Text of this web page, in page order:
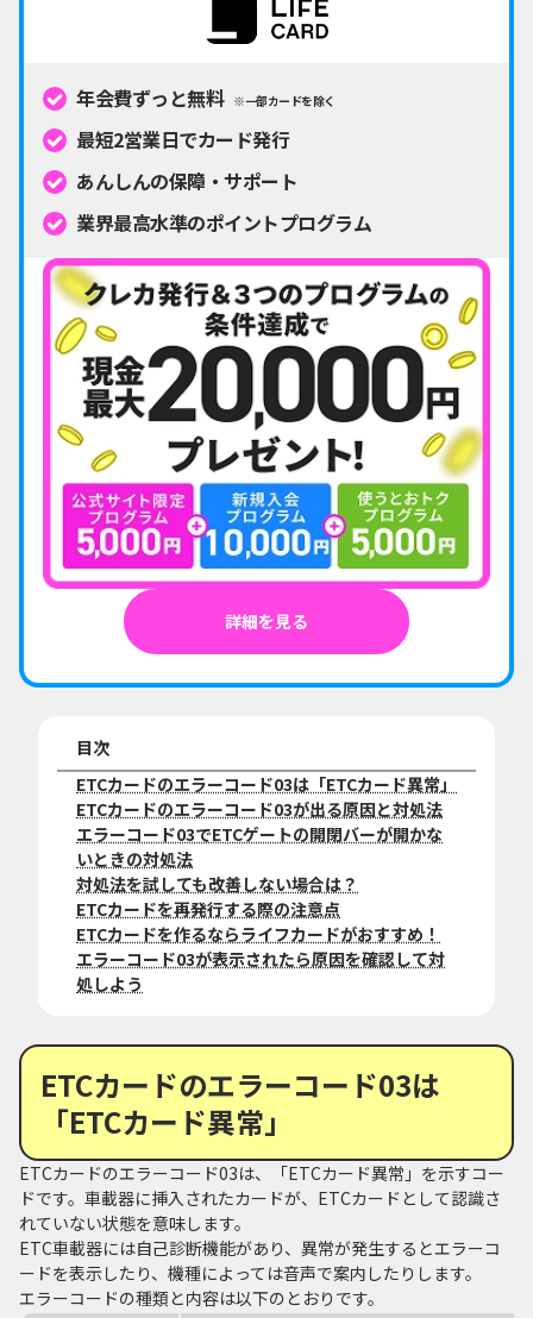
年会費ずっと無料 ※一部カードを除く
最短2営業日でカード発行
あんしんの保障・サポート
業界最高水準のポイントプログラム
詳細を見る
目次
ETCカードのエラーコード03は「ETCカード異常」
ETCカードのエラーコード03が出る原因と対処法
エラーコード03でETCゲートの開閉バーが開かな
いときの対処法
対処法を試しても改善しない場合は？
ETCカードを再発行する際の注意点
ETCカードを作るならライフカードがおすすめ！
エラーコード03が表示されたら原因を確認して対
処しよう
ETCカードのエラーコード03は
「ETCカード異常」
ETCカードのエラーコード03は、「ETCカード異常」を示すコー
ドです。車載器に挿入されたカードが、ETCカードとして認識さ
れていない状態を意味します。
ETC車載器には自己診断機能があり、異常が発生するとエラーコ
ードを表示したり、機種によっては音声で案内したりします。
エラーコードの種類と内容は以下のとおりです。